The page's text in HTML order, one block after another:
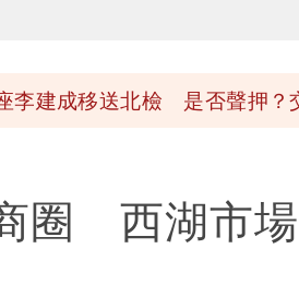
李建成移送北檢 是否聲押？
3個建議」：別因選市長變猙
圈 西湖市